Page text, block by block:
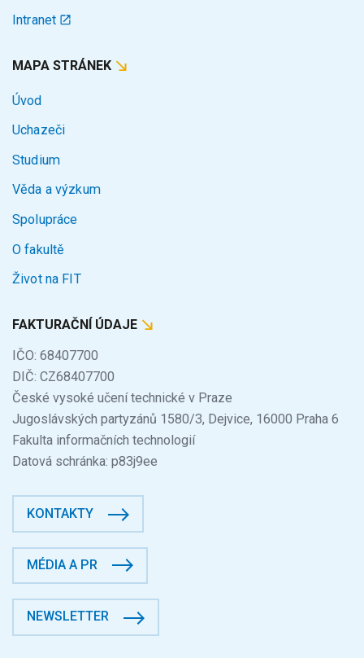
Intranet
MAPA STRÁNEK
Úvod
Uchazeči
Studium
Věda a výzkum
Spolupráce
O fakultě
Život na FIT
FAKTURAČNÍ ÚDAJE
IČO: 68407700
DIČ: CZ68407700
České vysoké učení technické v Praze
Jugoslávských partyzánů 1580/3, Dejvice, 16000 Praha 6
Fakulta informačních technologií
Datová schránka: p83j9ee
KONTAKTY
MÉDIA A PR
NEWSLETTER